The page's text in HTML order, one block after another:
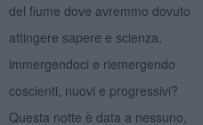
del fiume dove avremmo dovuto
attingere sapere e scienza,
immergendoci e riemergendo
coscienti, nuovi e progressivi?
Questa notte è data a nessuno,